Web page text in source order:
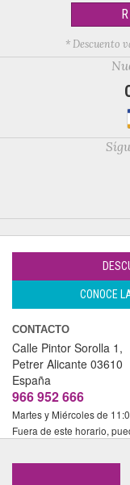
* Descuento
CONOCE
CONTACTO
Calle Pintor Sorolla 1,
Petrer Alicante 03610
España
966 952 666
Martes y Miércoles de
Fuera de este horario,